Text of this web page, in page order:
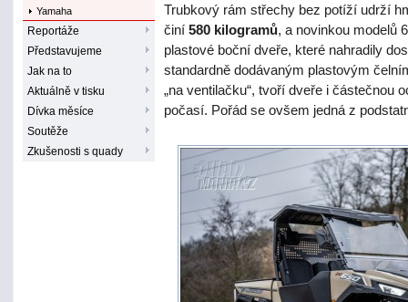
Yamaha
Reportáže
Představujeme
Jak na to
Aktuálně v tisku
Dívka měsíce
Soutěže
Zkušenosti s quady
Trubkový rám střechy bez potíží udrží
činí 580 kilogramů, a novinkou modelů
plastové boční dveře, které nahradily
standardně dodávaným plastovým
„na ventilačku“, tvoří dveře i částečnou
počasí. Pořád se ovšem jedná z